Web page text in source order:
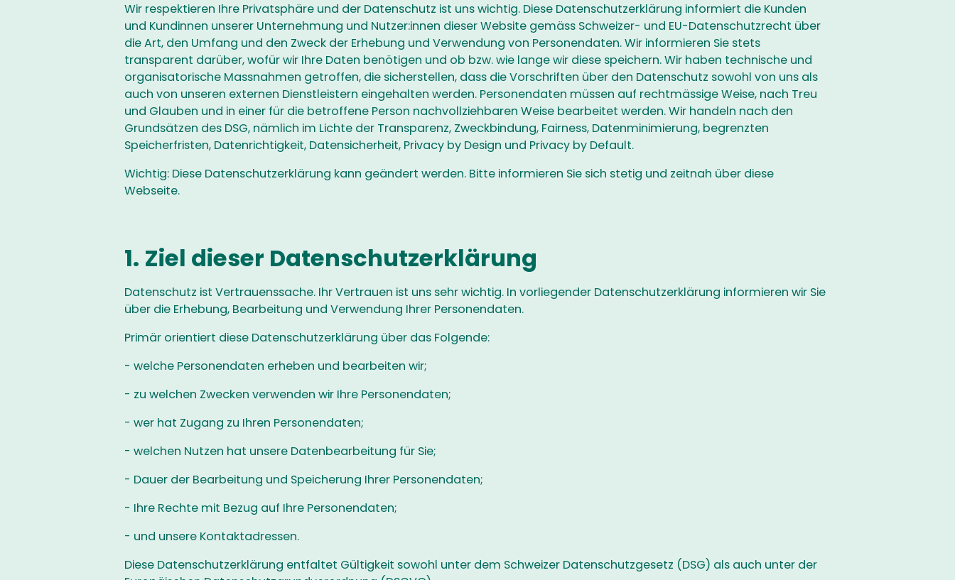
Wir respektieren Ihre Privatsphäre und der Datenschutz ist uns wichtig. Diese Datenschutzerklärung informiert die Kunden
und Kundinnen unserer Unternehmung und Nutzer:innen dieser Website gemäss Schweizer- und EU-Datenschutzrecht über
die Art, den Umfang und den Zweck der Erhebung und Verwendung von Personendaten. Wir informieren Sie stets
transparent darüber, wofür wir Ihre Daten benötigen und ob bzw. wie lange wir diese speichern. Wir haben technische und
organisatorische Massnahmen getroffen, die sicherstellen, dass die Vorschriften über den Datenschutz sowohl von uns als
auch von unseren externen Dienstleistern eingehalten werden. Personendaten müssen auf rechtmässige Weise, nach Treu
und Glauben und in einer für die betroffene Person nachvollziehbaren Weise bearbeitet werden. Wir handeln nach den
Grundsätzen des DSG, nämlich im Lichte der Transparenz, Zweckbindung, Fairness, Datenminimierung, begrenzten
Speicherfristen, Datenrichtigkeit, Datensicherheit, Privacy by Design und Privacy by Default.
Wichtig: Diese Datenschutzerklärung kann geändert werden. Bitte informieren Sie sich stetig und zeitnah über diese
Webseite.
1. Ziel dieser Datenschutzerklärung
Datenschutz ist Vertrauenssache. Ihr Vertrauen ist uns sehr wichtig. In vorliegender Datenschutzerklärung informieren wir Sie
über die Erhebung, Bearbeitung und Verwendung Ihrer Personendaten.
Primär orientiert diese Datenschutzerklärung über das Folgende:
- welche Personendaten erheben und bearbeiten wir;
- zu welchen Zwecken verwenden wir Ihre Personendaten;
- wer hat Zugang zu Ihren Personendaten;
- welchen Nutzen hat unsere Datenbearbeitung für Sie;
- Dauer der Bearbeitung und Speicherung Ihrer Personendaten;
- Ihre Rechte mit Bezug auf Ihre Personendaten;
- und unsere Kontaktadressen.
Diese Datenschutzerklärung entfaltet Gültigkeit sowohl unter dem Schweizer Datenschutzgesetz (DSG) als auch unter der